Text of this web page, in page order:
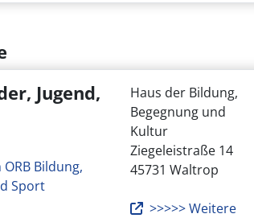
Jugend,
Bildung,
Sport
Haus der Bildung,
Begegnung und
Kultur
Ziegeleistraße 14
45731 Waltrop
>>>>> Weitere